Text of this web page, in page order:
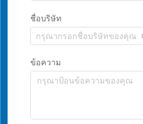
ชื่อบริษัท
ข้อความ